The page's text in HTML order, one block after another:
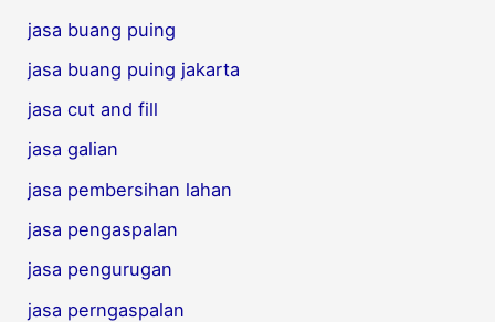
jasa buang puing
jasa buang puing jakarta
jasa cut and fill
jasa galian
jasa pembersihan lahan
jasa pengaspalan
jasa pengurugan
jasa perngaspalan